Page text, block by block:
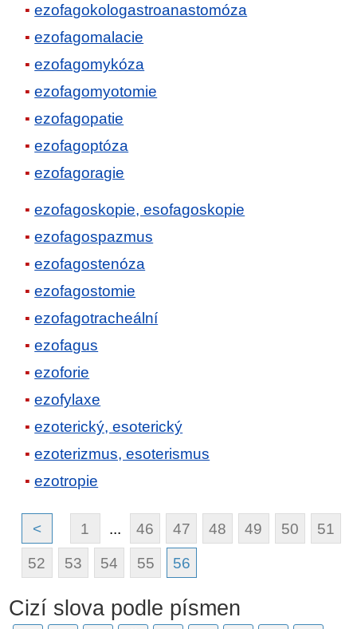
ezofagokologastroanastomóza
ezofagomalacie
ezofagomykóza
ezofagomyotomie
ezofagopatie
ezofagoptóza
ezofagoragie
ezofagoskopie, esofagoskopie
ezofagospazmus
ezofagostenóza
ezofagostomie
ezofagotracheální
ezofagus
ezoforie
ezofylaxe
ezoterický, esoterický
ezoterizmus, esoterismus
ezotropie
< 1 ... 46 47 48 49 50 51
52 53 54 55 56
Cizí slova podle písmen